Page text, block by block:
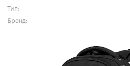
Тип:
Бренд: